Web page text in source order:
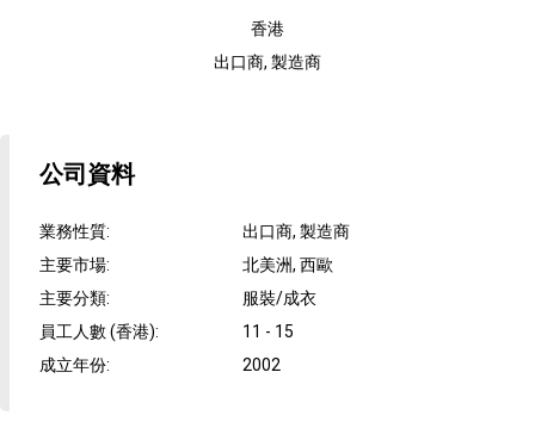
香港
出口商, 製造商
公司資料
業務性質:
出口商, 製造商
主要市場:
北美洲, 西歐
主要分類:
服裝/成衣
員工人數 (香港):
11 - 15
成立年份: 2002